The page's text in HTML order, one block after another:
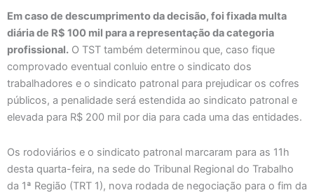
Em caso de descumprimento da decisão, foi fixada multa
diária de R$ 100 mil para a representação da categoria
profissional. O TST também determinou que, caso fique
comprovado eventual conluio entre o sindicato dos
trabalhadores e o sindicato patronal para prejudicar os cofres
públicos, a penalidade será estendida ao sindicato patronal e
elevada para R$ 200 mil por dia para cada uma das entidades.
Os rodoviários e o sindicato patronal marcaram para as 11h
desta quarta-feira, na sede do Tribunal Regional do Trabalho
da 1ª Região (TRT 1), nova rodada de negociação para o fim da